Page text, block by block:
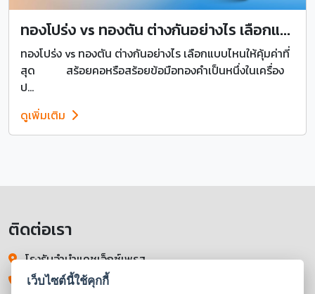
ทองโปร่ง vs ทองตัน ต่างกันอย่างไร เลือกแ...
ทองโปร่ง vs ทองตัน ต่างกันอย่างไร เลือกแบบไหนให้คุ้มค่าที่
สุด สร้อยคอหรือสร้อยข้อมือทองคำเป็นหนึ่งในเครื่อง
ป...
ดูเพิ่มเติม
ติดต่อเรา
โรงรับจำนำแคชเอ็กซ์เพรส
237-239 ถนนพระราม 4 แขวงรองเมือง
เว็บไซต์นี้ใช้คุกกี้